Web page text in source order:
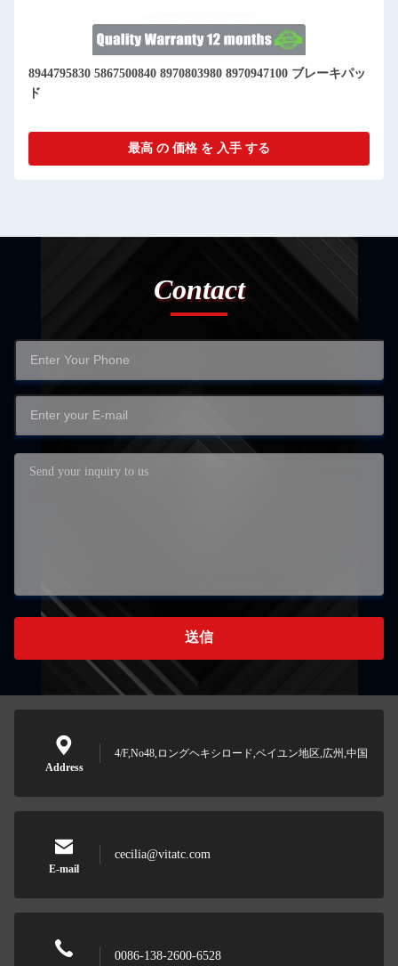
8944795830 5867500840 8970803980 8970947100 ブレーキパッ
ド
最高 の 価格 を 入手 する
Contact
送信
Address
4/F,No48,ロングヘキシロード,ベイユン地区,広州,中国
E-mail
cecilia@vitatc.com
0086-138-2600-6528